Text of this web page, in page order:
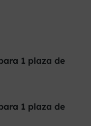
1 plaza de
1 plaza de